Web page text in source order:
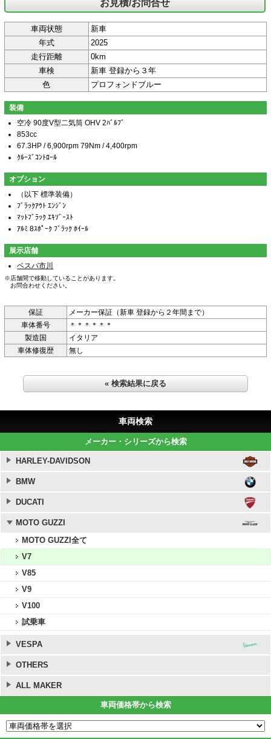
お見積/お問合せ
車両状態
新車
年式
2025
走行距離
0km
車検
新車 登録から３年
色
プロフォンドブルー
装備
空冷 90度V型二気筒 OHV 2ﾊﾞﾙﾌﾞ
853cc
67.3HP / 6,900rpm 79Nm / 4,400rpm
ｸﾙｰｽﾞｺﾝﾄﾛｰﾙ
オプション
（以下 標準装備）
ﾌﾞﾗｯｸｱｳﾄ ｴﾝｼﾞﾝ
ﾏｯﾄﾌﾞﾗｯｸ ｴｷｿﾞｰｽﾄ
ｱﾙﾐ 8ｽﾎﾟｰｸ ﾌﾞﾗｯｸ ﾎｲｰﾙ
展示店舗
ベスパ市川
※店舗間で移動していることがあります。
お問合わせください。
保証
メーカー保証（新車 登録から２年間まで）
車体番号
＊＊＊＊＊＊
製造国
イタリア
車体修復歴
無し
« 検索結果に戻る
車両検索
メーカー・シリーズから検索
HARLEY-DAVIDSON
BMW
DUCATI
MOTO GUZZI
MOTO GUZZI全て
V7
V85
V9
V100
試乗車
VESPA
OTHERS
ALL MAKER
車両価格帯から検索